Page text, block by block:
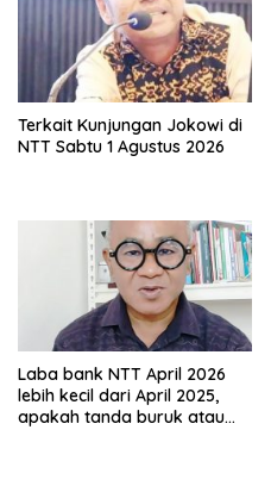
Terkait Kunjungan Jokowi di
NTT Sabtu 1 Agustus 2026
Laba bank NTT April 2026
lebih kecil dari April 2025,
apakah tanda buruk atau